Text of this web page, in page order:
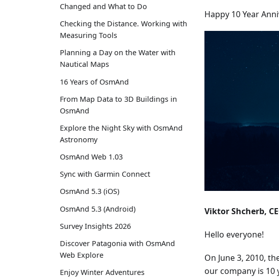
Changed and What to Do
Checking the Distance. Working with
Measuring Tools
Planning a Day on the Water with
Nautical Maps
16 Years of OsmAnd
From Map Data to 3D Buildings in
OsmAnd
Explore the Night Sky with OsmAnd
Astronomy
OsmAnd Web 1.03
Sync with Garmin Connect
OsmAnd 5.3 (iOS)
OsmAnd 5.3 (Android)
Survey Insights 2026
Discover Patagonia with OsmAnd
Web Explore
Enjoy Winter Adventures
Happy 10 Year
Viktor Shcherb,
Hello everyone!
On June 3, 2010,
our company is 10